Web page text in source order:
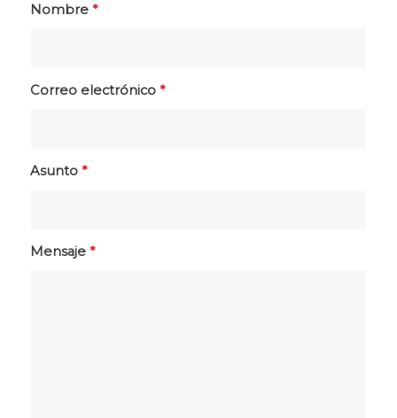
Nombre *
Correo electrónico *
Asunto *
Mensaje *